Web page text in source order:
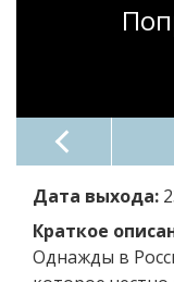
Дата выхода:
Краткое
Однажды в